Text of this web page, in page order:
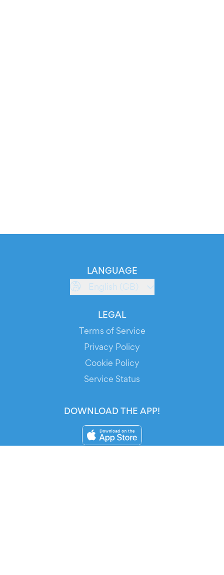
LANGUAGE
English (GB)
LEGAL
Terms of Service
Privacy Policy
Cookie Policy
Service Status
DOWNLOAD THE APP!